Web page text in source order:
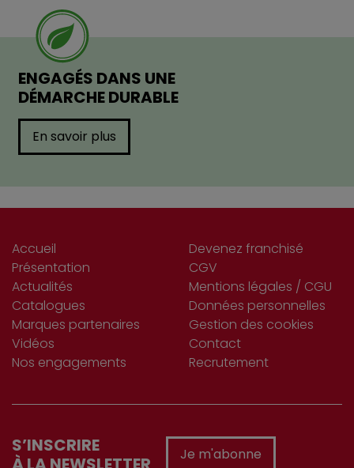
ENGAGÉS DANS UNE
DÉMARCHE DURABLE
En savoir plus
Accueil
Présentation
Actualités
Catalogues
Marques partenaires
Vidéos
Nos engagements
Devenez franchisé
CGV
Mentions légales / CGU
Données personnelles
Gestion des cookies
Contact
Recrutement
S’INSCRIRE
Je m'abonne